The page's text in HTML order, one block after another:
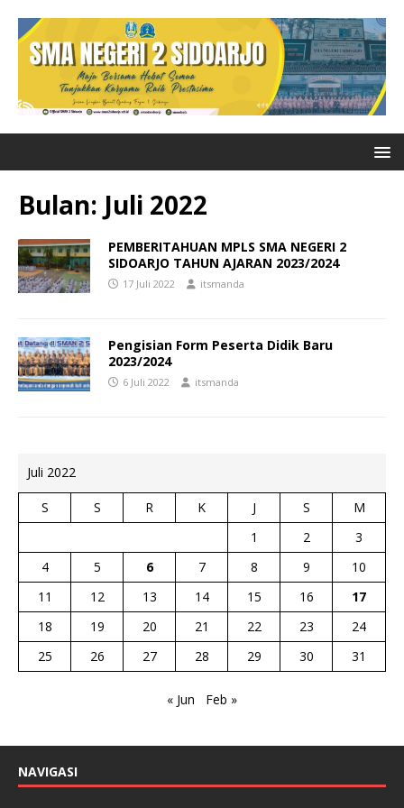
Bulan: Juli 2022
PEMBERITAHUAN MPLS SMA NEGERI 2
SIDOARJO TAHUN AJARAN 2023/2024
17 Juli 2022 itsmanda
Pengisian Form Peserta Didik Baru
2023/2024
6 Juli 2022 itsmanda
Juli 2022
S S R K J S
M
1
2
3
4
5 6 7 8 9
10
11
12 13 14 15 16
17
18
19 20 21 22 23
24
25
26 27 28 29 30 31
« Jun Feb »
NAVIGASI